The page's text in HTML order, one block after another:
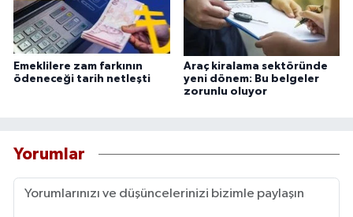
Emeklilere zam farkının
ödeneceği tarih netleşti
Araç kiralama sektöründe
yeni dönem: Bu belgeler
zorunlu oluyor
Yorumlar